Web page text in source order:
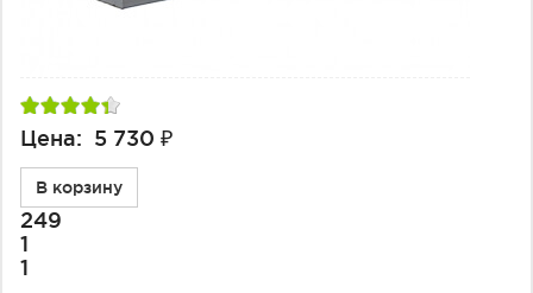
Цена: 5 730 ₽
В корзину
249
1
1